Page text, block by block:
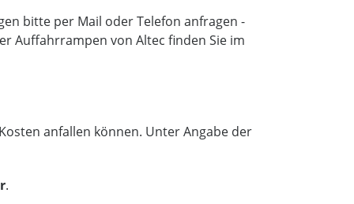
bitte per Mail oder Telefon anfragen -
Auffahrrampen von Altec finden Sie im
anfallen können. Unter Angabe der
.